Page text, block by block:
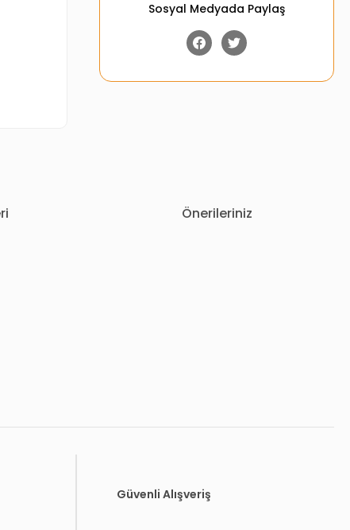
Sosyal Medyada Paylaş
Önerileriniz
Güvenli Alışveriş